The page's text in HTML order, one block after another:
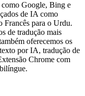
como Google, Bing e
de IA como
Francês para o Urdu.
de tradução mais
oferecemos os
por IA, tradução de
Chrome com